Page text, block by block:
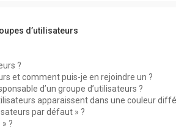
d’utilisateurs
?
et comment puis-je en rejoindre un ?
d’un groupe d’utilisateurs ?
apparaissent dans une couleur
par défaut » ?
?